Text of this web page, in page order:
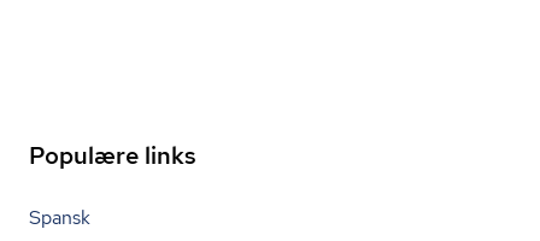
Populære links
Spansk